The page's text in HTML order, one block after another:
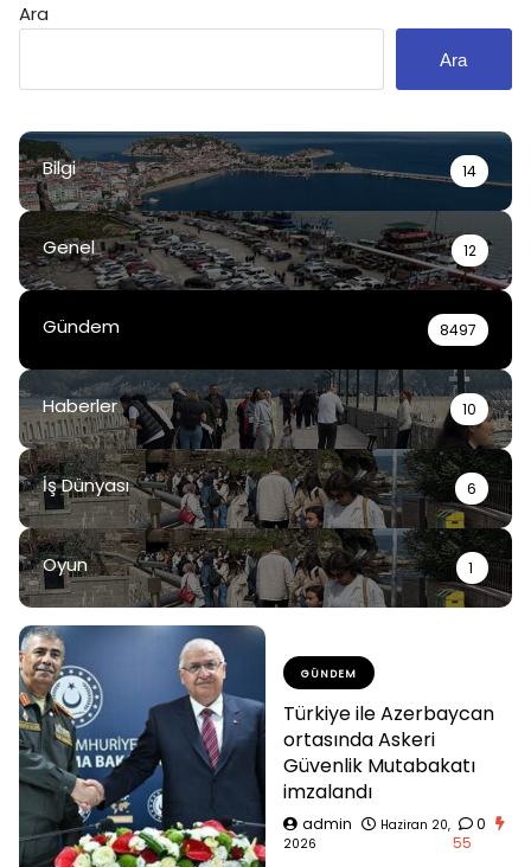
Ara
Ara
Bilgi 14
Genel 12
Gündem 8497
Haberler 10
İş Dünyası 6
Oyun 1
GÜNDEM
Türkiye ile Azerbaycan
ortasında Askeri
Güvenlik Mutabakatı
imzalandı
admin
Haziran 20,
2026
0
55